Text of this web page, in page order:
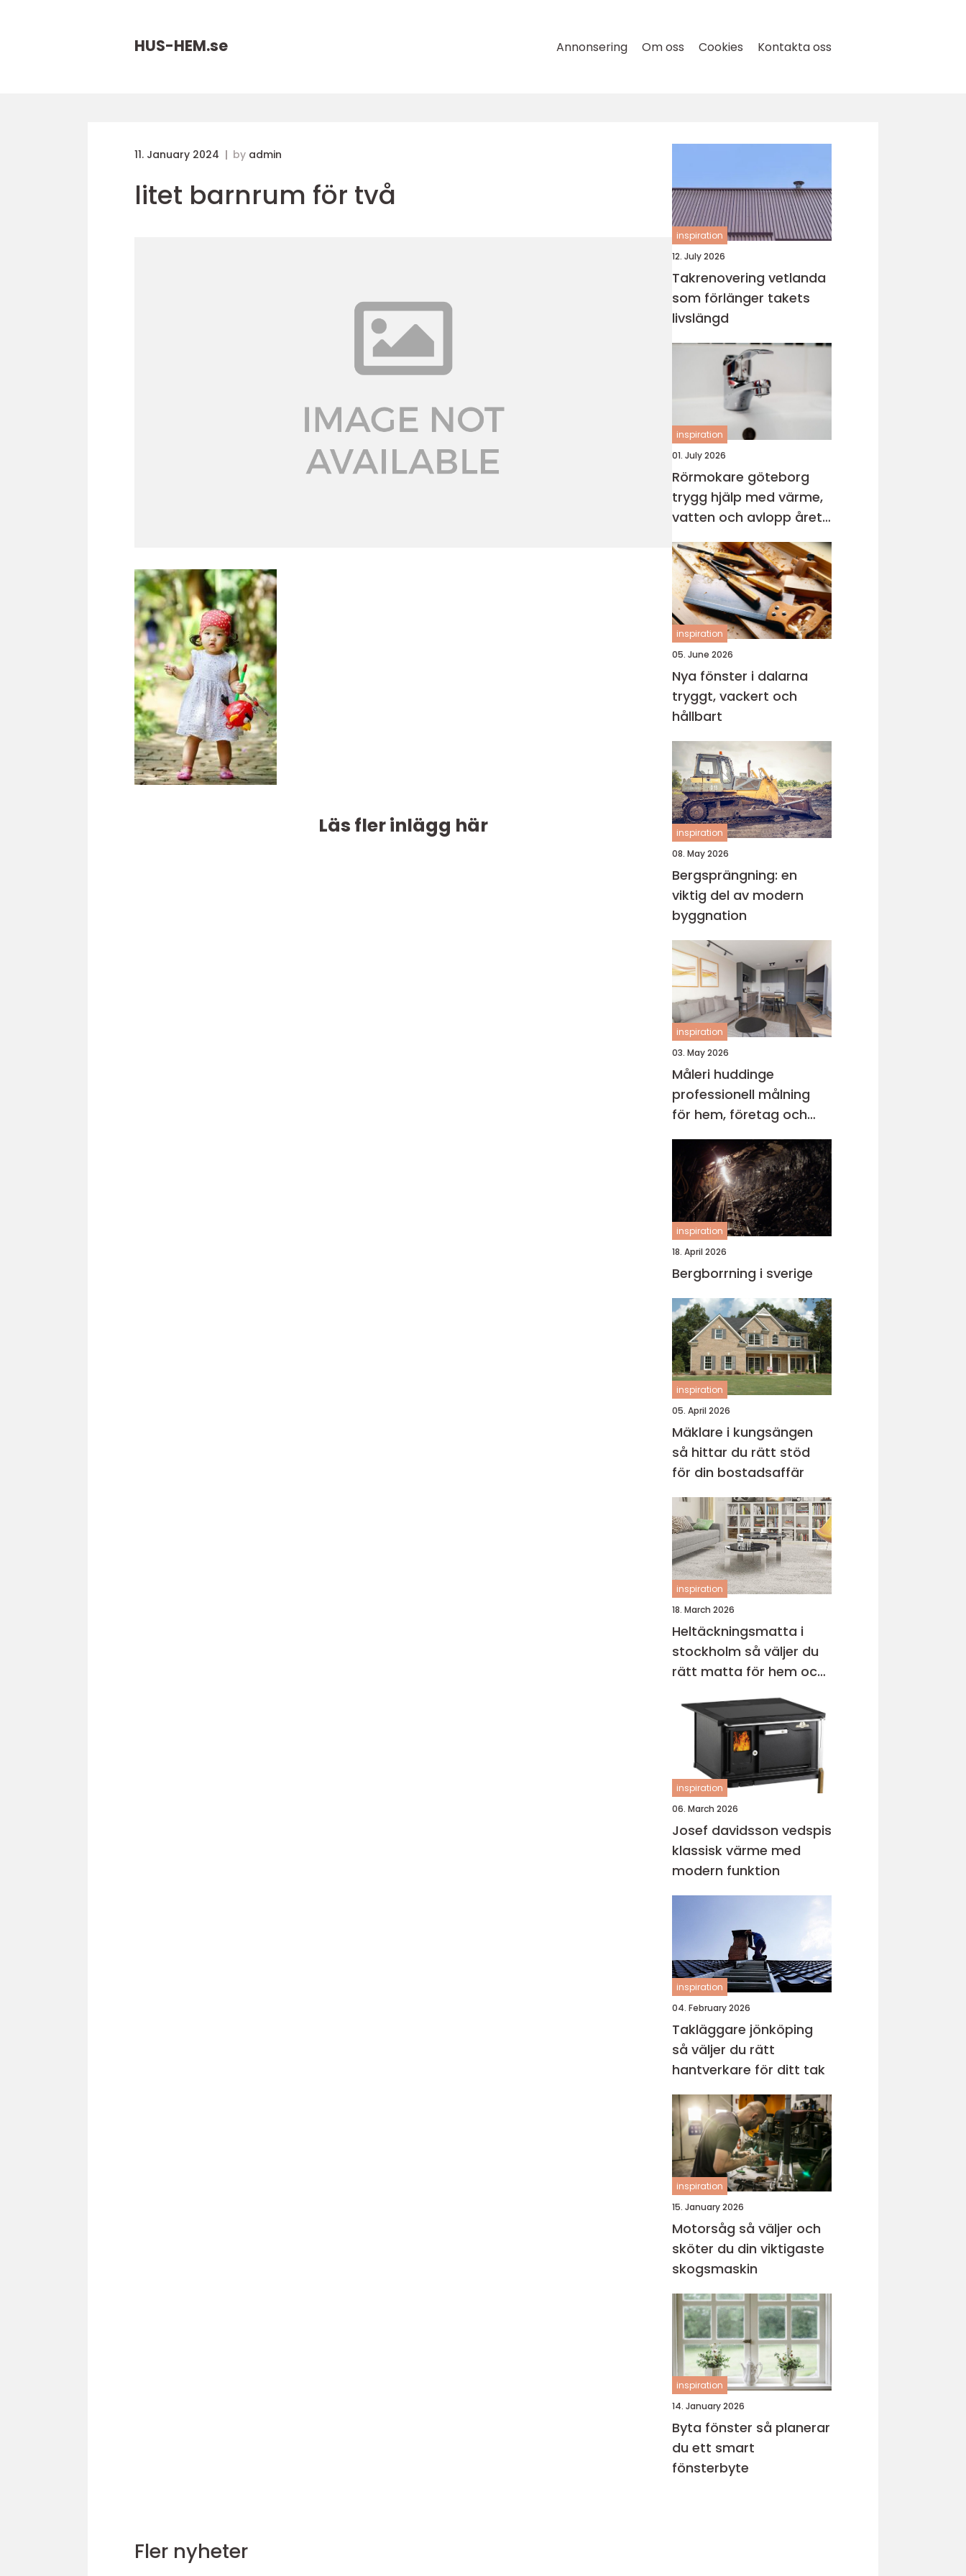
HUS-HEM.se Annonsering Om oss Cookies Kontakta oss
11. January 2024 by admin
litet barnrum för två
Läs fler inlägg här
inspiration
12. July 2026
Takrenovering vetlanda
som förlänger takets
livslängd
inspiration
01. July 2026
Rörmokare göteborg
trygg hjälp med värme,
vatten och avlopp året
runt
inspiration
05. June 2026
Nya fönster i dalarna
tryggt, vackert och
hållbart
inspiration
08. May 2026
Bergsprängning: en
viktig del av modern
byggnation
inspiration
03. May 2026
Måleri huddinge
professionell målning
för hem, företag och
föreningar
inspiration
18. April 2026
Bergborrning i sverige
inspiration
05. April 2026
Mäklare i kungsängen
så hittar du rätt stöd
för din bostadsaffär
inspiration
18. March 2026
Heltäckningsmatta i
stockholm så väljer du
rätt matta för hem och
inspiration
06. March 2026
Josef davidsson vedspis
klassisk värme med
modern funktion
inspiration
04. February 2026
Takläggare jönköping
så väljer du rätt
hantverkare för ditt tak
inspiration
15. January 2026
Motorsåg så väljer och
sköter du din viktigaste
skogsmaskin
inspiration
14. January 2026
Byta fönster så planerar
du ett smart
fönsterbyte
Fler nyheter